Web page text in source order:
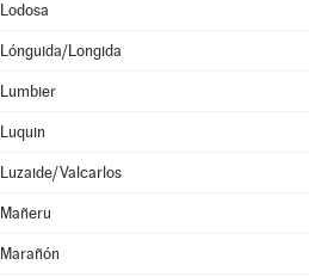
Lodosa
Lónguida/Longida
Lumbier
Luquin
Luzaide/Valcarlos
Mañeru
Marañón